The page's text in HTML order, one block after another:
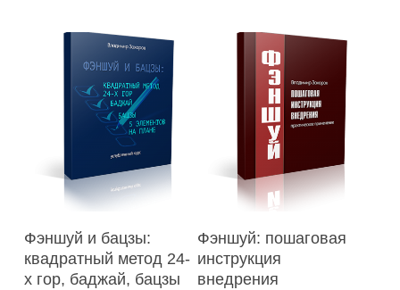
составляла
$119.
В Корзину
Фэншуй и бацзы:
квадратный метод 24-
х гор, баджай, бацзы
Фэншуй: пошаговая
инструкция
внедрения